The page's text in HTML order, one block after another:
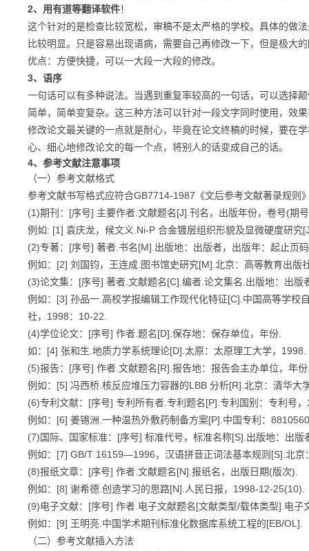
2、用有道等翻译软件！
这个针对的是检查比较宽松，审稿不是太严格的学校。 具体的做
比较明显。只是容易出现语病，需要自己再修改一下，但是极大
优点：方便快捷，可以一大段一大段的修改。
3、语序
一句话可以有多种说法。当遇到重复率较高的一句话，可以选择
简单，简单变复杂。 这三种方法可以针对一段文字同时使用，效
修改论文最关键的一点就是耐心，毕竟在论文终稿的时候，要在
心、细心地修改论文的每一个点，将别人的话变成自己的话。
4、参考文献注意事项
（一）参考文献格式
参考文献书写格式应符合GB7714-1987《文后参考文献著录规
(1)期刊：[序号] 主要作者.文献题名[J].刊名，出版年份，卷号(期
例如: [1] 袁庆龙，候文义.Ni-P 合金镀层组织形貌及显微硬度研
(2)专著：[序号] 著者.书名[M].出版地：出版者，出版年：起止页
例如：[2] 刘国钧，王连成.图书馆史研究[M].北京：高等教育出版
(3)论文集：[序号] 著者.文献题名[C].编者.论文集名.出版地：出版
例如：[3] 孙品一.高校学报编辑工作现代化特征[C].中国高等学
社，1998：10-22.
(4)学位论文：[序号] 作者.题名[D].保存地：保存单位，年份.
如：[4] 张和生.地质力学系统理论[D].太原：太原理工大学，1998.
(5)报告：[序号] 作者.文献题名[R].报告地：报告会主办单位，年
例如：[5] 冯西桥.核反应堆压力容器的LBB 分析[R].北京：清华大
(6)专利文献：[序号] 专利所有者.专利题名[P].专利国别：专利号
例如：[6] 姜锡洲.一种温热外敷药制备方案[P].中国专利：
(7)国际、国家标准：[序号] 标准代号，标准名称[S].出版地：出版
例如：[7] GB/T 16159—1996，汉语拼音正词法基本规则[S].北京
(8)报纸文章：[序号] 作者.文献题名[N].报纸名，出版日期(版次).
例如：[8] 谢希德.创造学习的思路[N].人民日报，1998-12-25(10).
(9)电子文献：[序号] 作者.电子文献题名[文献类型/载体类型].电
例如：[9] 王明亮.中国学术期刊标准化数据库系统工程的[EB/OL].
（二）参考文献插入方法